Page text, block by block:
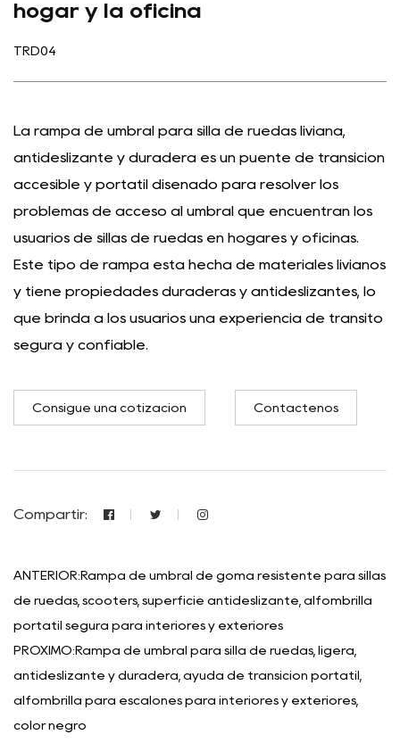
hogar y la oficina
TRD04
La rampa de umbral para silla de ruedas liviana,
antideslizante y duradera es un puente de transición
accesible y portátil diseñado para resolver los
problemas de acceso al umbral que encuentran los
usuarios de sillas de ruedas en hogares y oficinas.
Este tipo de rampa está hecha de materiales livianos
y tiene propiedades duraderas y antideslizantes, lo
que brinda a los usuarios una experiencia de tránsito
segura y confiable.
Consigue una cotización Contáctenos
Compartir:
ANTERIOR:Rampa de umbral de goma resistente para sillas
de ruedas, scooters, superficie antideslizante, alfombrilla
portátil segura para interiores y exteriores
PRÓXIMO:Rampa de umbral para silla de ruedas, ligera,
antideslizante y duradera, ayuda de transición portátil,
alfombrilla para escalones para interiores y exteriores,
color negro